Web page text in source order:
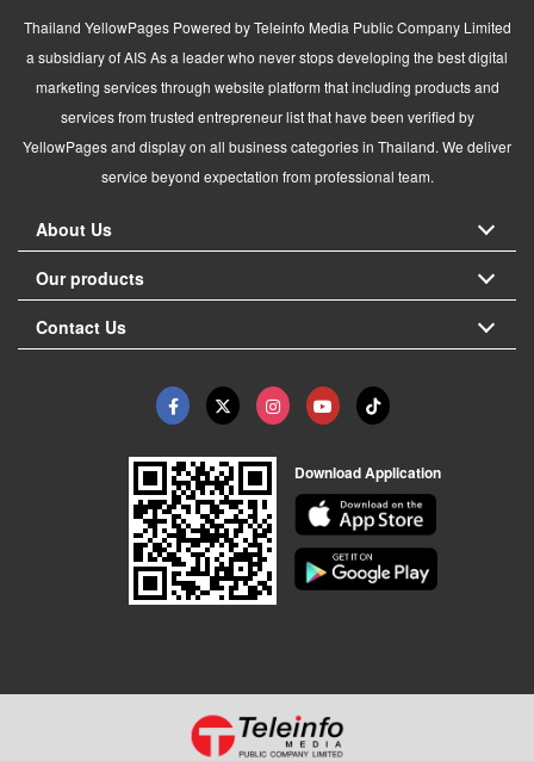
Thailand YellowPages Powered by Teleinfo Media Public Company Limited
a subsidiary of AIS As a leader who never stops developing the best digital
marketing services through website platform that including products and
services from trusted entrepreneur list that have been verified by
YellowPages and display on all business categories in Thailand. We deliver
service beyond expectation from professional team.
About Us
Our products
Contact Us
Download Application